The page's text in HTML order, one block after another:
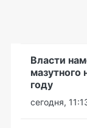
Власти
мазутного
году
сегодня,